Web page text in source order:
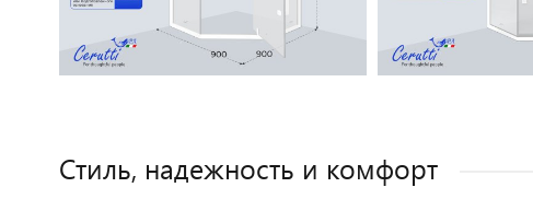
Cтиль, надежность и комфорт